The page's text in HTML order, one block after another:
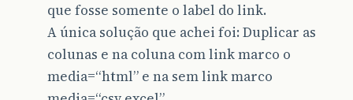
que fosse somente o label do link.
A única solução que achei foi: Duplicar as
colunas e na coluna com link marco o
media=“html” e na sem link marco